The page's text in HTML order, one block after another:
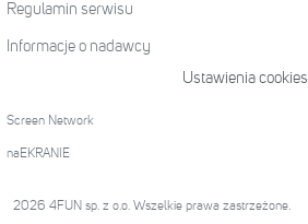
Regulamin serwisu
Informacje o nadawcy
Ustawienia cookies
Screen Network
naEKRANIE
2026 4FUN sp. z o.o. Wszelkie prawa zastrzeżone.